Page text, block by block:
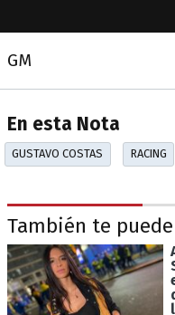
GM
En esta Nota
GUSTAVO COSTAS RACING
También te